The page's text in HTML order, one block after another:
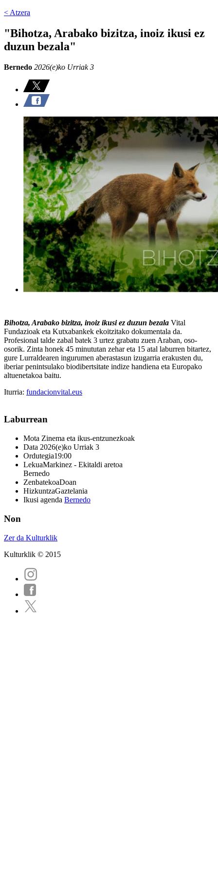
< Atzera
"Bihotza, Arabako bizitza, inoiz ikusi ez
duzun bezala"
Bernedo 2026(e)ko Urriak 3
Bihotza, Arabako bizitza, inoiz ikusi ez duzun bezala Vital
Fundazioak eta Kutxabankek ekoitzitako dokumentala da.
Profesional talde zabal batek 3 urtez grabatu zuen Araban, oso-
osorik. Zinta honek 45 minututan zehar eta 15 atal laburren bitartez,
gure Lurraldearen ingurumen aberastasun izugarria erakusten du,
iberiar penintsulako biodibertsitate indize handiena eta Europako
altuenetakoa baitu.
Iturria: fundacionvital.eus
Laburrean
Mota Zinema eta ikus-entzunezkoak
Data 2026(e)ko Urriak 3
Ordutegia19:00
LekuaMarkinez - Ekitaldi aretoa
Bernedo
ZenbatekoaDoan
HizkuntzaGaztelania
Ikusi agenda Bernedo
Non
Zer da Kulturklik
Kulturklik © 2015